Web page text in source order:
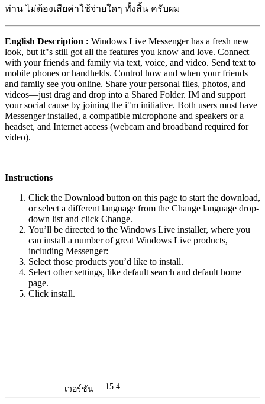
ท่าน ไม่ต้องเสียค่าใช้จ่ายใดๆ ทั้งสิ้น ครับผม
English Description : Windows Live Messenger has a fresh new
look, but it"s still got all the features you know and love. Connect
with your friends and family via text, voice, and video. Send text to
mobile phones or handhelds. Control how and when your friends
and family see you online. Share your personal files, photos, and
videos—just drag and drop into a Shared Folder. IM and support
your social cause by joining the i"m initiative. Both users must have
Messenger installed, a compatible microphone and speakers or a
headset, and Internet access (webcam and broadband required for
video).
Instructions
Click the Download button on this page to start the download,
or select a different language from the Change language drop-
down list and click Change.
You’ll be directed to the Windows Live installer, where you
can install a number of great Windows Live products,
including Messenger:
Select those products you’d like to install.
Select other settings, like default search and default home
page.
Click install.
เวอร์ชัน 15.4